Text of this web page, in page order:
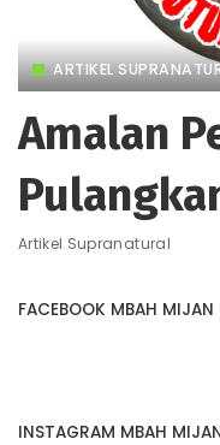
ARTIKEL
Amalan
Artikel Supranatural
FACEBOOK MBAH MIJAN
INSTAGRAM MBAH